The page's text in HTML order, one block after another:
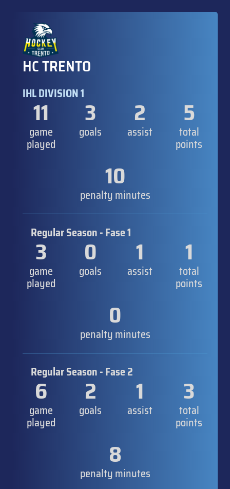
HC TRENTO
IHL DIVISION 1
11
game
played
3
goals
2
assist
5
total
points
10
penalty minutes
Regular Season - Fase 1
3
game
played
0
goals
1
assist
1
total
points
0
penalty minutes
Regular Season - Fase 2
6
game
played
2
goals
1
assist
3
total
points
8
penalty minutes